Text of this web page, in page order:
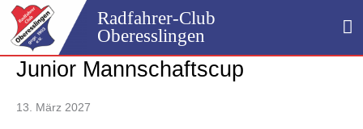
Zum
Inhalt
springen
Radfahrer-Club
Oberesslingen
Junior Mannschaftscup
13. März 2027